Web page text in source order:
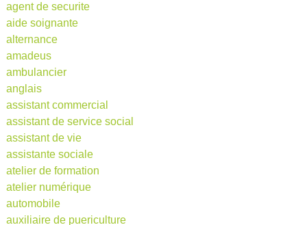
agent de securite
aide soignante
alternance
amadeus
ambulancier
anglais
assistant commercial
assistant de service social
assistant de vie
assistante sociale
atelier de formation
atelier numérique
automobile
auxiliaire de puericulture